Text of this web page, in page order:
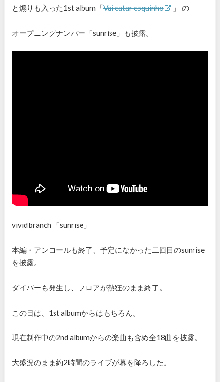
と煽りも入った1st album「Vai catar coquinho 」 の
オープニングナンバー「sunrise」も披露。
vivid branch 「sunrise」
本編・アンコールも終了、予定になかった二回目のsunrise
を披露。
ダイバーも発生し、フロアが熱狂のまま終了。
この日は、1st albumからはもちろん。
現在制作中の2nd albumからの楽曲も含め全18曲を披露。
大盛況のまま約2時間のライブが幕を降ろした。